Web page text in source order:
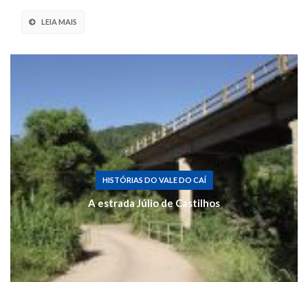
LEIA MAIS
HISTÓRIAS DO VALE DO CAÍ
A estrada Júlio de Castilhos